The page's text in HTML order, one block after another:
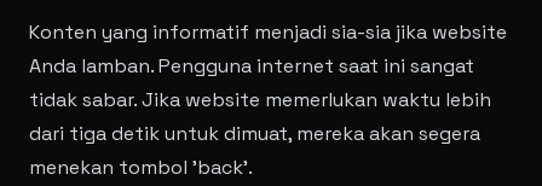
Konten yang informatif menjadi sia-sia jika website
Anda lamban. Pengguna internet saat ini sangat
tidak sabar. Jika website memerlukan waktu lebih
dari tiga detik untuk dimuat, mereka akan segera
menekan tombol 'back'.